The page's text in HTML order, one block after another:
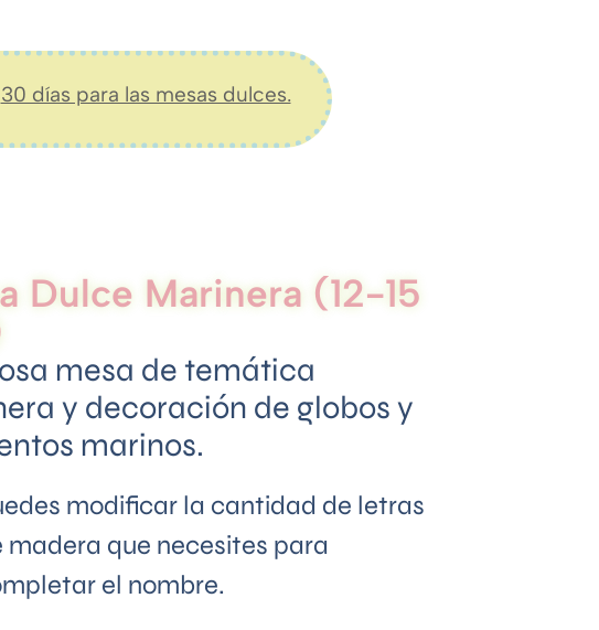
30 días para las mesas dulces.
Dulce Marinera (12-15
mesa de temática
y decoración de globos y
marinos.
modificar la cantidad de letras
madera que necesites para
el nombre.